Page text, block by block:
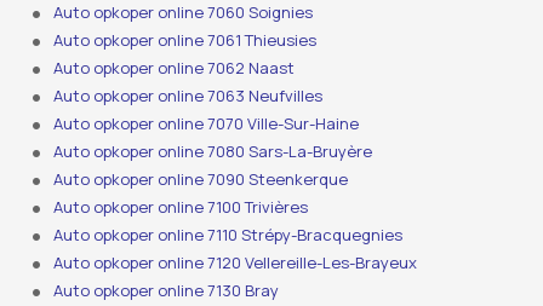
Auto opkoper online 7060 Soignies
Auto opkoper online 7061 Thieusies
Auto opkoper online 7062 Naast
Auto opkoper online 7063 Neufvilles
Auto opkoper online 7070 Ville-Sur-Haine
Auto opkoper online 7080 Sars-La-Bruyère
Auto opkoper online 7090 Steenkerque
Auto opkoper online 7100 Trivières
Auto opkoper online 7110 Strépy-Bracquegnies
Auto opkoper online 7120 Vellereille-Les-Brayeux
Auto opkoper online 7130 Bray